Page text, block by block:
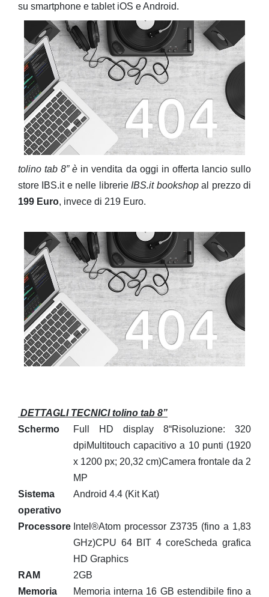
su smartphone e tablet iOS e Android.
tolino tab 8” è in vendita da oggi in offerta lancio sullo
store IBS.it e nelle librerie IBS.it bookshopal prezzo di
199 Euro, invece di 219 Euro.
DETTAGLI TECNICI tolino tab 8”
Schermo
Full HD display 8“Risoluzione: 320
dpiMultitouch capacitivo a 10 punti (1920
x 1200 px; 20,32 cm)Camera frontale da 2
MP
Sistema
operativo
Android 4.4 (Kit Kat)
Processore Intel®Atom processor Z3735 (fino a 1,83
GHz)CPU 64 BIT 4 coreScheda grafica
HD Graphics
RAM
2GB
Memoria
Memoria interna 16 GB estendibile fino a